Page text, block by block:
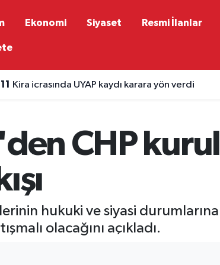
Ekonomi Siyaset Resmi İlanlar
Kira icrasında UYAP kaydı karara yön verdi
CHP
hukuki ve siyasi
olacağını açıkladı.